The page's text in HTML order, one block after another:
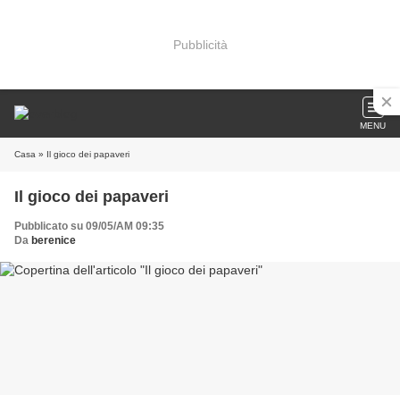
Pubblicità
MENU
Casa » Il gioco dei papaveri
Il gioco dei papaveri
Pubblicato su 09/05/AM 09:35
Da berenice